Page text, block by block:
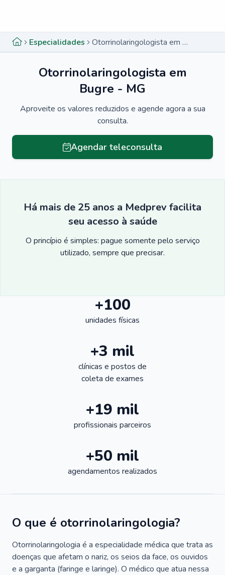
Especialidades Otorrinolaringologista em Bugre - MG
Otorrinolaringologista em
Bugre - MG
Aproveite os valores reduzidos e agende agora a sua
consulta.
Agendar teleconsulta
Há mais de 25 anos a Medprev facilita
seu acesso à saúde
O princípio é simples: pague somente pelo serviço
utilizado, sempre que precisar.
+100
unidades físicas
+3 mil
clínicas e postos de
coleta de exames
+19 mil
profissionais parceiros
+50 mil
agendamentos realizados
O que é otorrinolaringologia?
Otorrinolaringologia é a especialidade médica que trata as
doenças que afetam o nariz, os seios da face, os ouvidos
e a garganta (faringe e laringe). O médico que atua nessa